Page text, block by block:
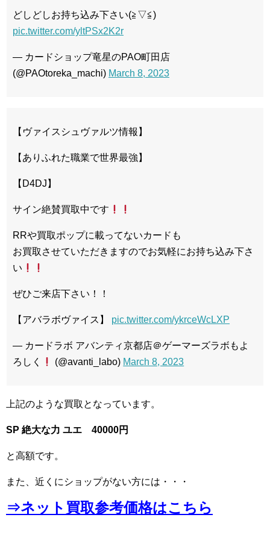
どしどしお持ち込み下さい(≧▽≦)
pic.twitter.com/yltPSx2K2r
— カードショップ竜星のPAO町田店
(@PAOtoreka_machi) March 8, 2023
【ヴァイスシュヴァルツ情報】
【ありふれた職業で世界最強】
【D4DJ】
サイン絶賛買取中です
RRや買取ポップに載ってないカードも
お買取させていただきますのでお気軽にお持ち込み下さ
い
ぜひご来店下さい！！
【アバラボヴァイス】 pic.twitter.com/ykrceWcLXP
— カードラボ アバンティ京都店＠ゲーマーズラボもよ
ろしく
(@avanti_labo) March 8, 2023
上記のような買取となっています。
SP 絶大な力 ユエ 40000円
と高額です。
また、近くにショップがない方には・・・
⇒ネット買取参考価格はこちら